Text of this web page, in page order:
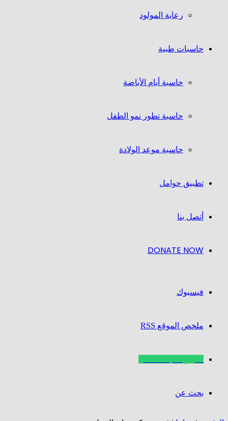
رعاية المولود
حاسبات طبية
حاسبة أيام الأباضة
حاسبة تطور نمو الطفل
حاسبة موعد الولادة
تطبيق حوامل
أتصل بنا
DONATE NOW
فيسبوك
ملخص الموقع RSS
تطبيق متابعة الحمل
بحث عن